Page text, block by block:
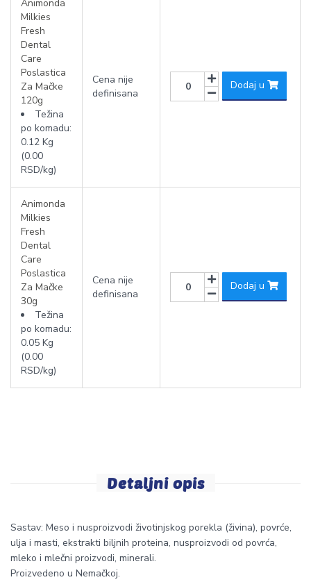
Animonda
Milkies
Fresh
Dental
Care
Poslastica
Za Mačke
120g
Težina
po komadu:
0.12 Kg
(0.00
RSD/kg)
Cena nije
definisana
Dodaj u
Animonda
Milkies
Fresh
Dental
Care
Poslastica
Za Mačke
30g
Težina
po komadu:
0.05 Kg
(0.00
RSD/kg)
Cena nije
definisana
Dodaj u
Detaljni opis
Sastav: Meso i nusproizvodi životinjskog porekla (živina), povrće,
ulja i masti, ekstrakti biljnih proteina, nusproizvodi od povrća,
mleko i mlečni proizvodi, minerali.
Proizvedeno u Nemačkoj.